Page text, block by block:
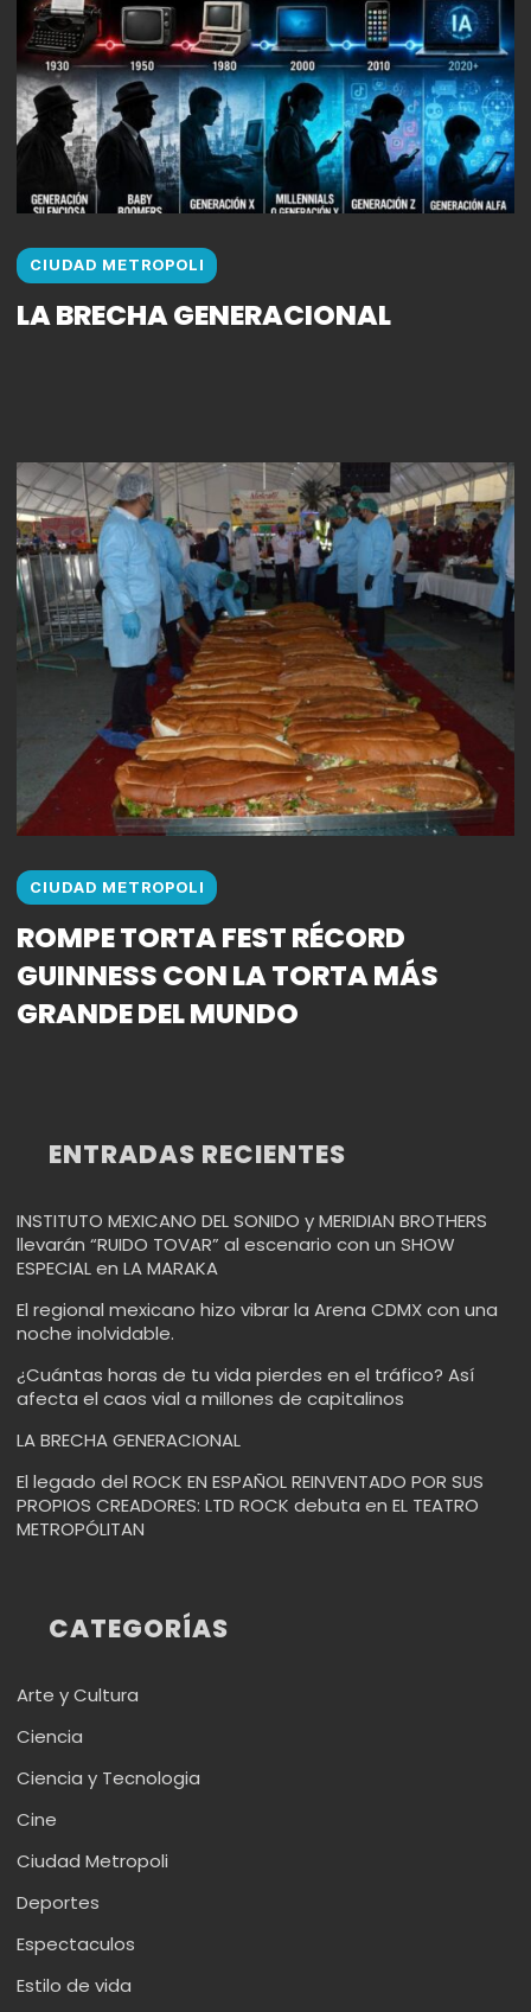
CIUDAD METROPOLI
LA BRECHA GENERACIONAL
CIUDAD METROPOLI
ROMPE TORTA FEST RÉCORD
GUINNESS CON LA TORTA MÁS
GRANDE DEL MUNDO
ENTRADAS RECIENTES
INSTITUTO MEXICANO DEL SONIDO y MERIDIAN BROTHERS
llevarán “RUIDO TOVAR” al escenario con un SHOW
ESPECIAL en LA MARAKA
El regional mexicano hizo vibrar la Arena CDMX con una
noche inolvidable.
¿Cuántas horas de tu vida pierdes en el tráfico? Así
afecta el caos vial a millones de capitalinos
LA BRECHA GENERACIONAL
El legado del ROCK EN ESPAÑOL REINVENTADO POR SUS
PROPIOS CREADORES: LTD ROCK debuta en EL TEATRO
METROPÓLITAN
CATEGORÍAS
Arte y Cultura
Ciencia
Ciencia y Tecnologia
Cine
Ciudad Metropoli
Deportes
Espectaculos
Estilo de vida